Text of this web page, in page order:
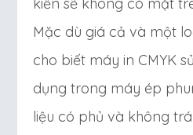
Mặc dù giá cả và một
cho biết máy in CMYK
dụng trong máy ép
liệu có phủ và không